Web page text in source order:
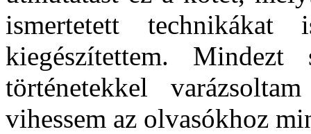
ismertetett
kiegészítettem. Mindezt
történetekkel
vihessem az olvasókhoz